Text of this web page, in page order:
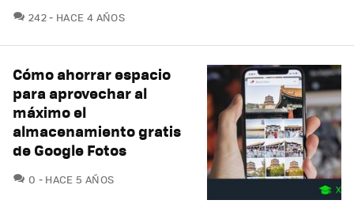
242COMENTARIOS
HACE 4 AÑOS
Cómo ahorrar espacio
para aprovechar al
máximo el
almacenamiento gratis
de Google Fotos
0 COMENTARIOS
HACE 5 AÑOS